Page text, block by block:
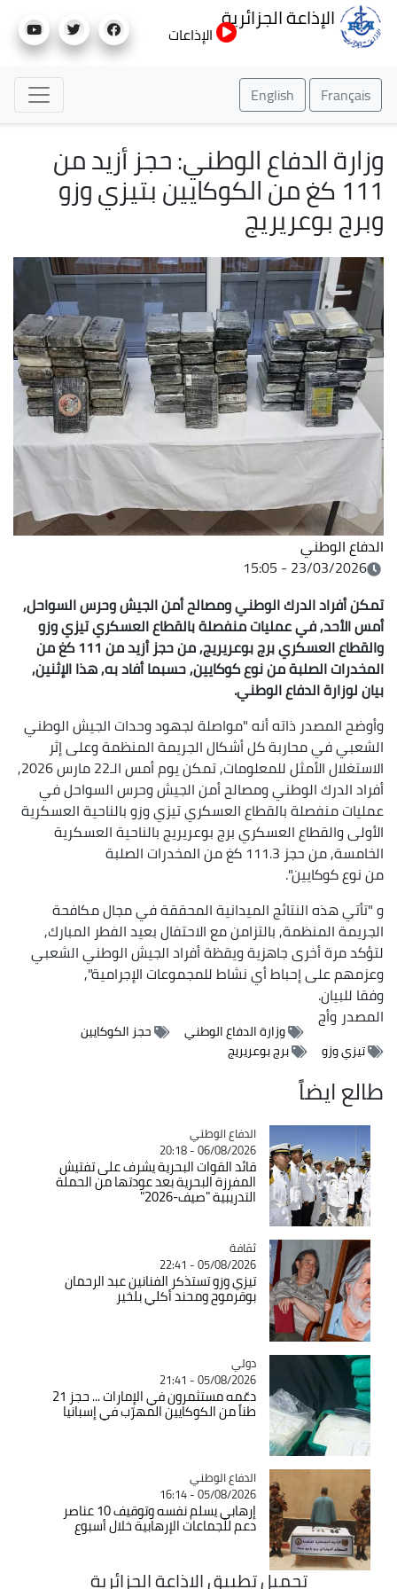
إلى
الإذاعة الجزائرية
الإذاعات
Français
English
وزارة الدفاع الوطني: حجز أزيد من
111 كغ من الكوكايين بتيزي وزو
وبرج بوعريريج
الدفاع الوطني
23/03/2026 - 15:05
تمكن أفراد الدرك الوطني ومصالح أمن الجيش وحرس السواحل,
أمس الأحد, في عمليات منفصلة بالقطاع العسكري تيزي وزو
والقطاع العسكري برج بوعريريج, من حجز أزيد من 111 كغ من
المخدرات الصلبة من نوع كوكايين, حسبما أفاد به, هذا الإثنين,
بيان لوزارة الدفاع الوطني.
وأوضح المصدر ذاته أنه "مواصلة لجهود وحدات الجيش الوطني
الشعبي في محاربة كل أشكال الجريمة المنظمة وعلى إثر
الاستغلال الأمثل للمعلومات, تمكن يوم أمس الـ22 مارس 2026,
أفراد الدرك الوطني ومصالح أمن الجيش وحرس السواحل في
عمليات منفصلة بالقطاع العسكري تيزي وزو بالناحية العسكرية
الأولى والقطاع العسكري برج بوعريريج بالناحية العسكرية
الخامسة, من حجز 111.3 كغ من المخدرات الصلبة
من نوع كوكايين".
و "تأتي هذه النتائج الميدانية المحققة في مجال مكافحة
الجريمة المنظمة, بالتزامن مع الاحتفال بعيد الفطر المبارك,
لتؤكد مرة أخرى جاهزية ويقظة أفراد الجيش الوطني الشعبي
وعزمهم على إحباط أي نشاط للمجموعات الإجرامية",
وفقا للبيان.
المصدروأج
وزارة الدفاع الوطني
حجز الكوكايين
تيزي وزو
برج بوعريريج
طالع ايضاً
Catégorie
الدفاع الوطني
06/08/2026 - 20:18
قائد القوات البحرية يشرف على تفتيش
المفرزة البحرية بعد عودتها من الحملة
التدريبية "صيف-2026"
Catégorie
ثقافة
05/08/2026 - 22:41
تيزي وزو تستذكر الفنانين عبد الرحمان
بوقرموح ومحند أكلي بلخير
Catégorie
دولي
05/08/2026 - 21:41
دعّمه مستثمرون في الإمارات ... حجز 21
طناً من الكوكايين المهرّب في إسبانيا
Catégorie
الدفاع الوطني
05/08/2026 - 16:14
إرهابي يسلم نفسه وتوقيف 10 عناصر
دعم للجماعات الإرهابية خلال أسبوع
تحميل تطبيق الاذاعة الجزائرية